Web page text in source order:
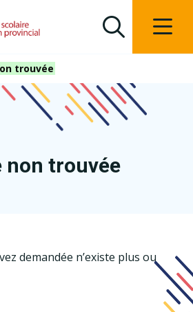
trouvée
non trouvée
demandée n’existe plus ou